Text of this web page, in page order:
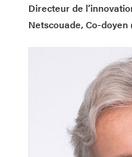
Directeur de
Netscouade, Co-doyen